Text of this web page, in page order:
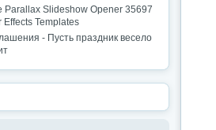
Parallax Slideshow Opener 35697
Effects Templates
- Пусть праздник весело